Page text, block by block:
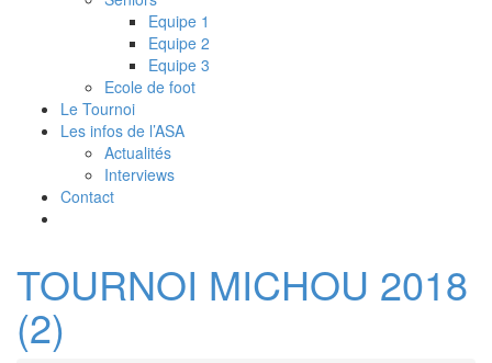
Equipe 1
Equipe 2
Equipe 3
Ecole de foot
Le Tournoi
Les infos de l’ASA
Actualités
Interviews
Contact
TOURNOI MICHOU 2018
(2)